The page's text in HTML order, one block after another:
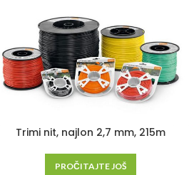
Trimi nit, najlon 2,7 mm, 215m
PROČITAJTE JOŠ